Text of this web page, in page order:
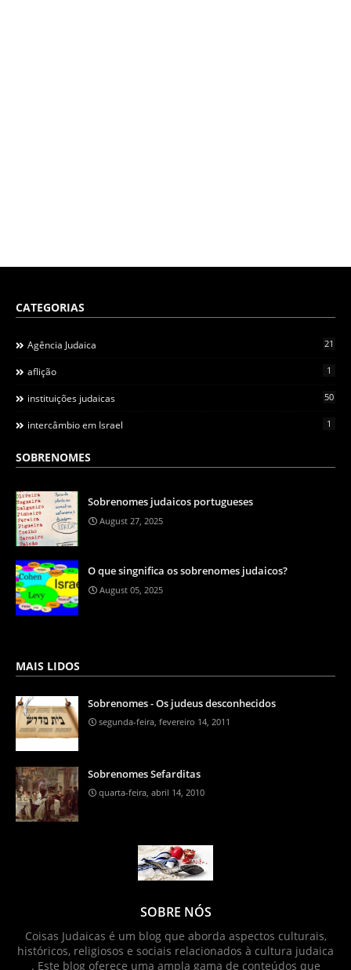
CATEGORIAS
Agência Judaica 21
aflição 1
instituições judaicas 50
intercâmbio em Israel 1
SOBRENOMES
Sobrenomes judaicos portugueses
August 27, 2025
O que singnifica os sobrenomes judaicos?
August 05, 2025
MAIS LIDOS
Sobrenomes - Os judeus desconhecidos
segunda-feira, fevereiro 14, 2011
Sobrenomes Sefarditas
quarta-feira, abril 14, 2010
SOBRE NÓS
Coisas Judaicas é um blog que aborda aspectos culturais,
históricos, religiosos e sociais relacionados à cultura judaica
. Este blog oferece uma ampla gama de conteúdos que